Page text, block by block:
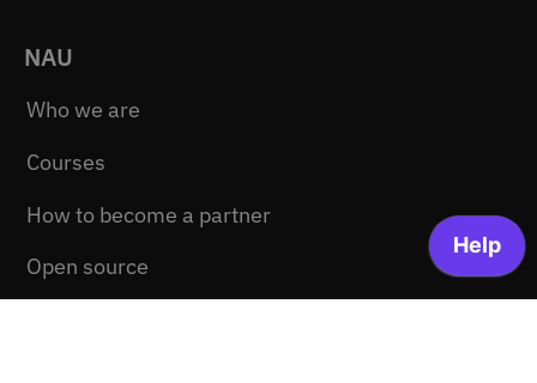
NAU
Who we are
Courses
How to become a partner
Open source